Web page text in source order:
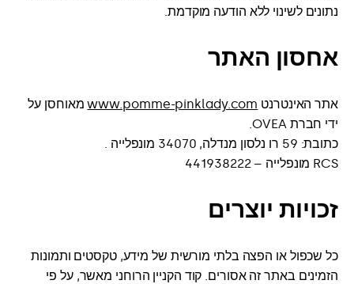
נתונים לשינוי ללא הודעה מוקדמת.
אחסון האתר
אתר האינטרנט www.pomme-pinklady.comמאוחסן על
ידי חברת OVEA.
כתובת: 59 רו נלסון מנדלה, 34070 מונפלייה .
RCS מונפלייה – 441938222
זכויות יוצרים
כל שכפול או הפצה בלתי מורשית של מידע, טקסטים ותמונות
הזמינים באתר זה אסורים. קוד הקניין הרוחני מאשר, על פי